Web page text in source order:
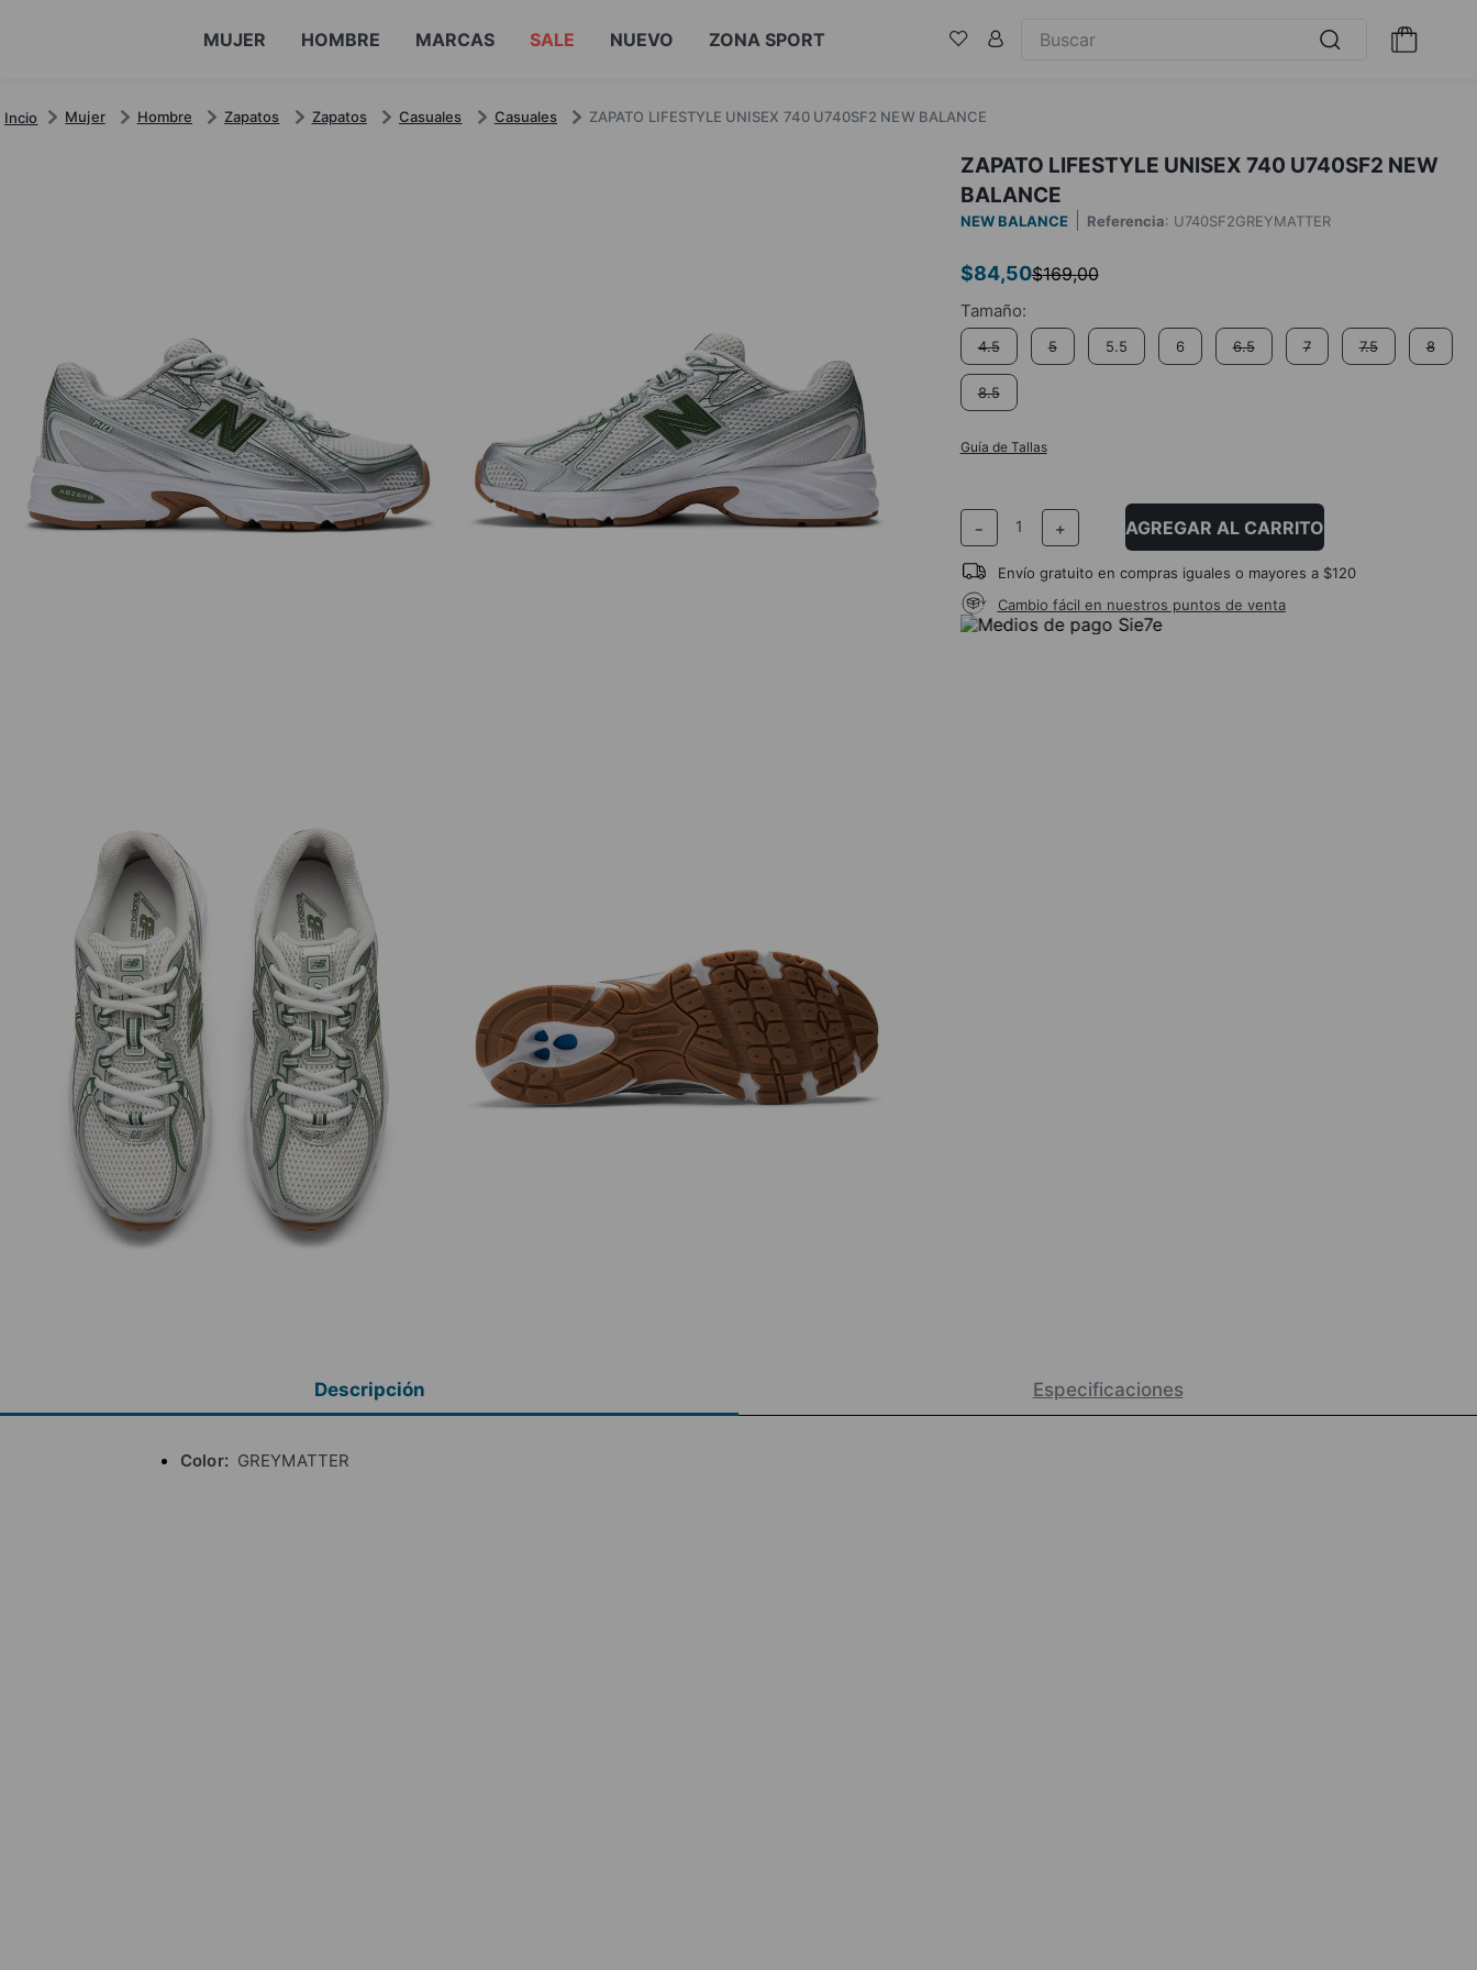
MUJER HOMBRE MARCAS SALE NUEVO ZONA SPORT
Mujer Hombre Zapatos Zapatos Casuales Casuales ZAPATO LIFESTYLE UNISEX 740 U740SF2 NEW BALANCE
ZAPATO LIFESTYLE UNISEX 740 U740SF2 NEW
BALANCE
NEW BALANCE Referencia: U740SF2GREYMATTER
$84,50$169,00
4.5 5 5.5 6 6.5 7 7.5 8
8.5
Guía de Tallas
＋
－ AGREGAR AL CARRITO
Envío gratuito en compras iguales o mayores a $120
Cambio fácil en nuestros puntos de venta
Descripción Especificaciones
Color GREYMATTER